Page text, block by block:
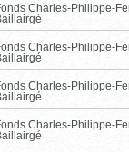
Charles-Philippe-
Charles-Philippe-
Charles-Philippe-
Charles-Philippe-